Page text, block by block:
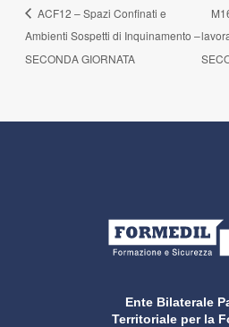
ACF12 – Spazi Confinati e
Ambienti Sospetti di Inquinamento –
SECONDA GIORNATA
Ente Bilaterale
Territoriale per la